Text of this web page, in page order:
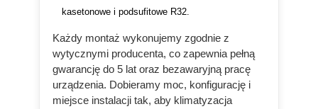
kasetonowe i podsufitowe R32.
Każdy montaż wykonujemy zgodnie z
wytycznymi producenta, co zapewnia pełną
gwarancję do 5 lat oraz bezawaryjną pracę
urządzenia. Dobieramy moc, konfigurację i
miejsce instalacji tak, aby klimatyzacja